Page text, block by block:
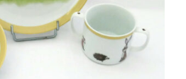
PANIER DÉTAILS